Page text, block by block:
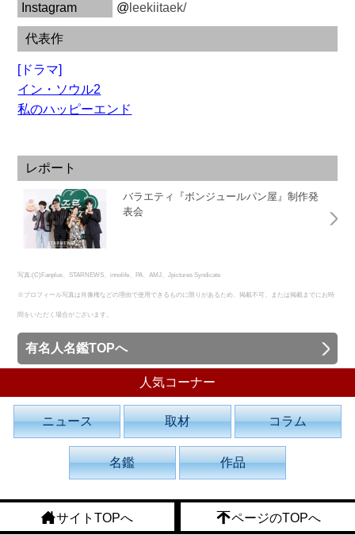
Instagram
@ leekiitaek/
代表作
[ドラマ]
イン・ソウル2
私のハッピーエンド
レポート
バラエティ『ボンジュールパン屋』制作発
表会
写真:(C)Fanplus、STARNEWS、innolife、PA、AMJ、Jpictures Syndicate
※プロフィール写真は肖像権などの理由で使用できるものに限りがあるため、掲載不可、または掲載までにお時
間をいただく場合がございます。
有名人名鑑TOPへ
人気コーナー
ニュース 取材 コラム
名鑑 作品
サイトTOPへ ページのTOPへ